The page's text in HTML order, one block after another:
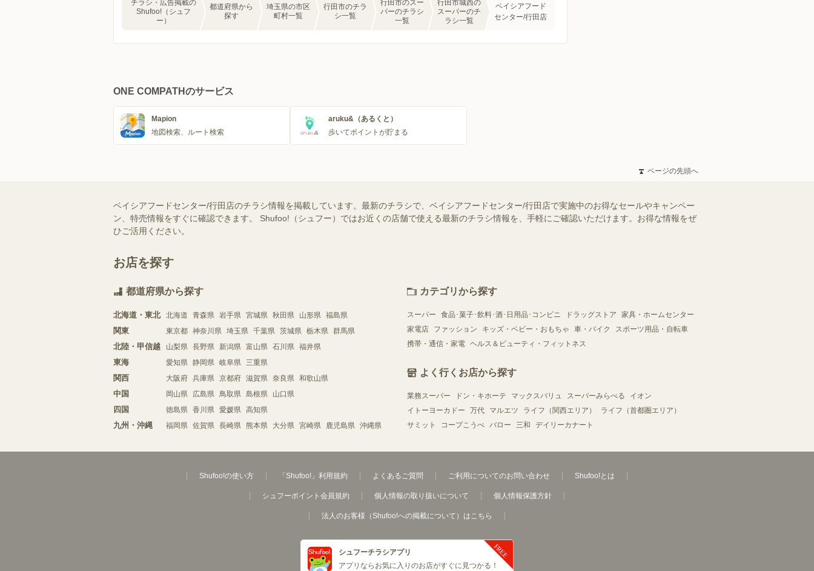
チラシ・広告掲載の
Shufoo!（シュフ
ー）
都道府県から
探す
埼玉県の市区
町村一覧
行田市のチラ
シ一覧
行田市のスー
パーのチラシ
一覧
行田市城西の
スーパーのチ
ラシ一覧
ベイシアフード
センター/行田店
ONE COMPATHのサービス
Mapion
地図検索、ルート検索
aruku&（あるくと）
歩いてポイントが貯まる
ページの先頭へ
ベイシアフードセンター/行田店のチラシ情報を掲載しています。最新のチラシで、ベイシアフードセンター/行田店で実施中のお得なセールやキャンペー
ン、特売情報をすぐに確認できます。 Shufoo!（シュフー）ではお近くの店舗で使える最新のチラシ情報を、手軽にご確認いただけます。お得な情報をぜ
ひご活用ください。
お店を探す
都道府県から探す
北海道・東北 北海道 青森県 岩手県 宮城県 秋田県 山形県 福島県
関東 東京都 神奈川県 埼玉県 千葉県 茨城県 栃木県 群馬県
北陸・甲信越 山梨県 長野県 新潟県 富山県 石川県 福井県
東海 愛知県 静岡県 岐阜県 三重県
関西 大阪府 兵庫県 京都府 滋賀県 奈良県 和歌山県
中国 岡山県 広島県 鳥取県 島根県 山口県
四国 徳島県 香川県 愛媛県 高知県
九州・沖縄 福岡県 佐賀県 長崎県 熊本県 大分県 宮崎県 鹿児島県 沖縄県
カテゴリから探す
スーパー 食品･菓子･飲料･酒･日用品･コンビニ ドラッグストア
家具・ホームセンター
家電店
ファッション キッズ・ベビー・おもちゃ 車・バイク
スポーツ用品・自転車
携帯・通信・家電 ヘルス＆ビューティ・フィットネス
よく行くお店から探す
業務スーパー ドン・キホーテ マックスバリュ スーパーみらべる
イオン
イトーヨーカドー
万代 マルエツ ライフ（関西エリア）
ライフ（首都圏エリア）
サミット
コープこうべ バロー 三和 デイリーカナート
Shufoo!の使い方 「Shufoo!」利用規約 よくあるご質問 ご利用についてのお問い合わせ Shufoo!とは
シュフーポイント会員規約 個人情報の取り扱いについて 個人情報保護方針
法人のお客様（Shufoo!への掲載について）はこちら
シュフーチラシアプリ
アプリならお気に入りのお店がすぐに見つかる！